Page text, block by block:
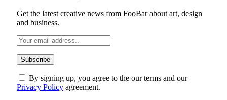
Get the latest creative news from FooBar about art, design
and business.
By signing up, you agree to the our terms and our
Privacy Policy agreement.